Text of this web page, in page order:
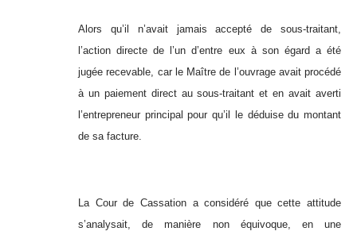
Alors qu’il n’avait jamais accepté de sous-traitant,
l’action directe de l’un d’entre eux à son égard a été
jugée recevable, car le Maître de l’ouvrage avait procédé
à un paiement direct au sous-traitant et en avait averti
l’entrepreneur principal pour qu’il le déduise du montant
de sa facture.
La Cour de Cassation a considéré que cette attitude
s’analysait, de manière non équivoque, en une